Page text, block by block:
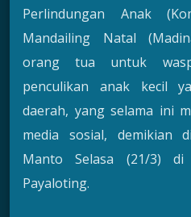
Perlindungan Anak
Mandailing Natal
orang tua untuk
penculikan anak kecil
daerah, yang selama ini
media sosial, demikian
Manto Selasa (21/3) di
Payaloting.